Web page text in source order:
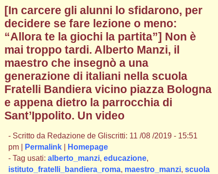
[In carcere gli alunni lo sfidarono, per
decidere se fare lezione o meno:
“Allora te la giochi la partita”] Non è
mai troppo tardi. Alberto Manzi, il
maestro che insegnò a una
generazione di italiani nella scuola
Fratelli Bandiera vicino piazza Bologna
e appena dietro la parrocchia di
Sant’Ippolito. Un video
- Scritto da Redazione de Gliscritti: 11 /08 /2019 - 15:51
pm |
Permalink|
Homepage
- Tag usati: alberto_manzi, educazione,
istituto_fratelli_bandiera_roma, maestro_manzi, scuola